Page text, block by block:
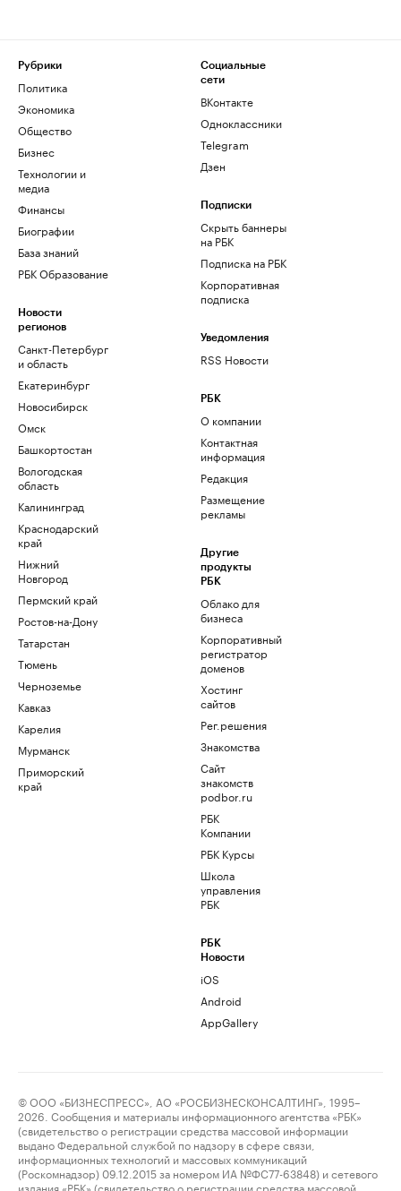
Рубрики
Политика
Экономика
Общество
Бизнес
Технологии и
медиа
Финансы
Биографии
База знаний
РБК Образование
Новости
регионов
Санкт-Петербург
и область
Екатеринбург
Новосибирск
Омск
Башкортостан
Вологодская
область
Калининград
Краснодарский
край
Нижний
Новгород
Пермский край
Ростов-на-Дону
Татарстан
Тюмень
Черноземье
Кавказ
Карелия
Мурманск
Приморский
край
Социальные
сети
ВКонтакте
Одноклассники
Telegram
Дзен
Подписки
Скрыть баннеры
на РБК
Подписка на РБК
Корпоративная
подписка
Уведомления
RSS Новости
РБК
О компании
Контактная
информация
Редакция
Размещение
рекламы
Другие
продукты
РБК
Облако для
бизнеса
Корпоративный
регистратор
доменов
Хостинг
сайтов
Рег.решения
Знакомства
Сайт
знакомств
podbor.ru
РБК
Компании
РБК Курсы
Школа
управления
РБК
РБК
Новости
iOS
Android
AppGallery
© ООО «БИЗНЕСПРЕСС», АО «РОСБИЗНЕСКОНСАЛТИНГ», 1995–
2026. Сообщения и материалы информационного агентства «РБК»
(свидетельство о регистрации средства массовой информации
выдано Федеральной службой по надзору в сфере связи,
информационных технологий и массовых коммуникаций
(Роскомнадзор) 09.12.2015 за номером ИА №ФС77-63848) и сетевого
издания «РБК» (свидетельство о регистрации средства массовой